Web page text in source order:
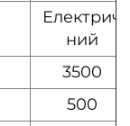
Електрич
ний
3500
500